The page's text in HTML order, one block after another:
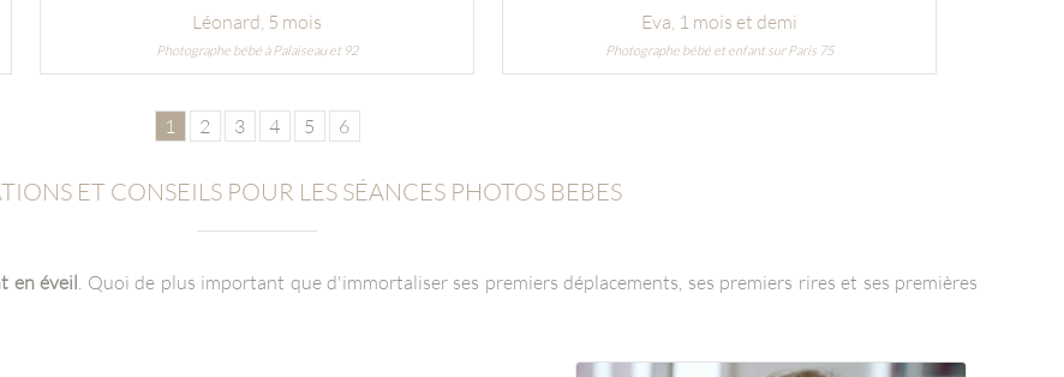
Léonard, 5 mois
Photographe bébé à Palaiseau et 92
Eva, 1 mois et demi
Photographe bébé et enfant sur Paris 75
1 2 3 4 5 6
ET CONSEILS POUR LES SÉANCES PHOTOS BEBES
en éveil. Quoi de plus important que d'immortaliser ses premiers déplacements, ses premiers rires et ses premières